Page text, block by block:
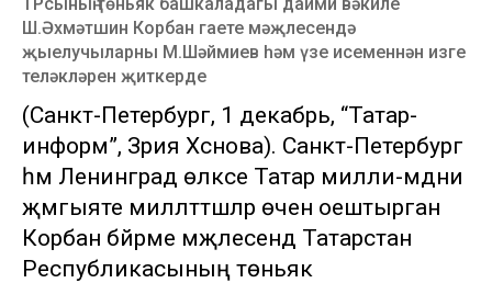
Ш.Әхмәтшин Корбан гаете мәҗлесендә
җыелучыларны М.Шәймиев һәм үзе исеменнән изге
теләкләрен җиткерде
(Санкт-Петербург, 1 декабрь, “Татар-
информ”, Зәрия Хәсәнова). Санкт-Петербург
һәм Ленинград өлкәсе Татар милли-мәдәни
җәмгыяте милләттәшләр өчен оештырган
Корбан бәйрәме мәҗлесендә Татарстан
Республикасының төньяк